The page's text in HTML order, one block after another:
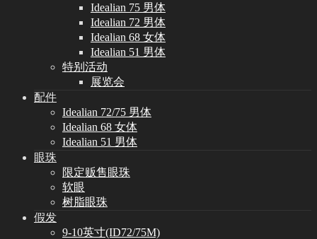
Idealian 75 男体
Idealian 72 男体
Idealian 68 女体
Idealian 51 男体
特别活动
展览会
配件
Idealian 72/75 男体
Idealian 68 女体
Idealian 51 男体
眼珠
限定贩售眼珠
软眼
树脂眼珠
假发
9-10英寸(ID72/75M)